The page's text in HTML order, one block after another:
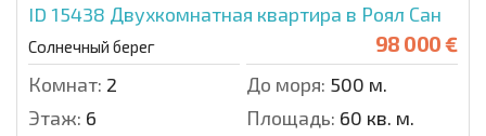
ID 15438 Двухкомнатная квартира в Роял Сан
Солнечный берег 98 000 €
Комнат: 2 До моря: 500 м.
Этаж: 6 Площадь: 60 кв. м.